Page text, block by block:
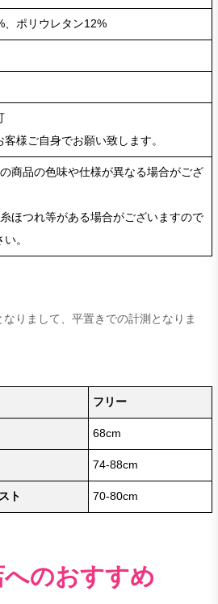
、ポリウレタン12%
様ご自身でお願い致します。
商品の色味や仕様が異なる場合がござ
ほつれ等がある場合がございますので
。
りまして、平置きでの計測となりま
フリー
68cm
74-88cm
ト 70-80cm
へのおすすめ